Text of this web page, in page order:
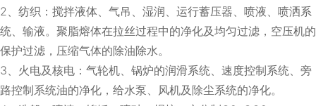
2、纺织：搅拌液体、气吊、湿润、运行蓄压器、喷液、喷洒系
统、输液。聚脂熔体在拉丝过程中的净化及均匀过滤，空压机的
保护过滤，压缩气体的除油除水。
3、火电及核电：气轮机、锅炉的润滑系统、速度控制系统、旁
路控制系统油的净化，给水泵、风机及除尘系统的净化。